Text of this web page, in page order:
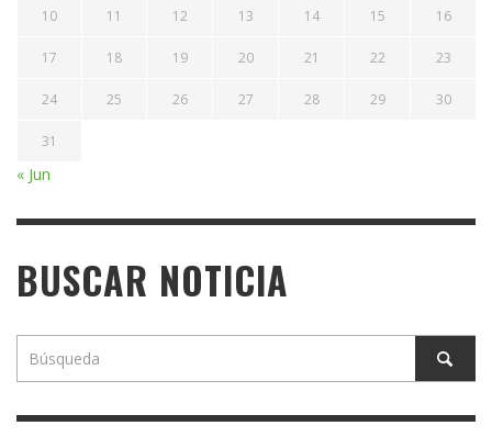
10 11 12 13 14 15 16
17 18 19 20 21 22 23
24 25 26 27 28 29 30
31
« Jun
BUSCAR NOTICIA